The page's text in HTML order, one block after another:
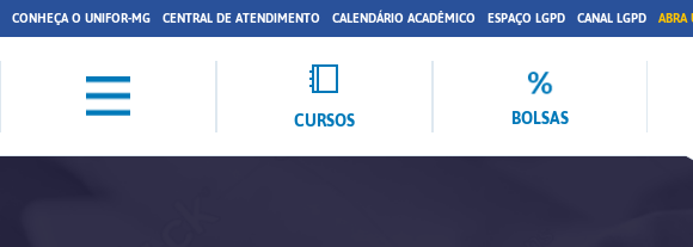
CONHEÇA O UNIFOR-MG CENTRAL DE ATENDIMENTO CALENDÁRIO ACADÊMICO ESPAÇO LGPD CANAL LGPD
CURSOS BOLSAS